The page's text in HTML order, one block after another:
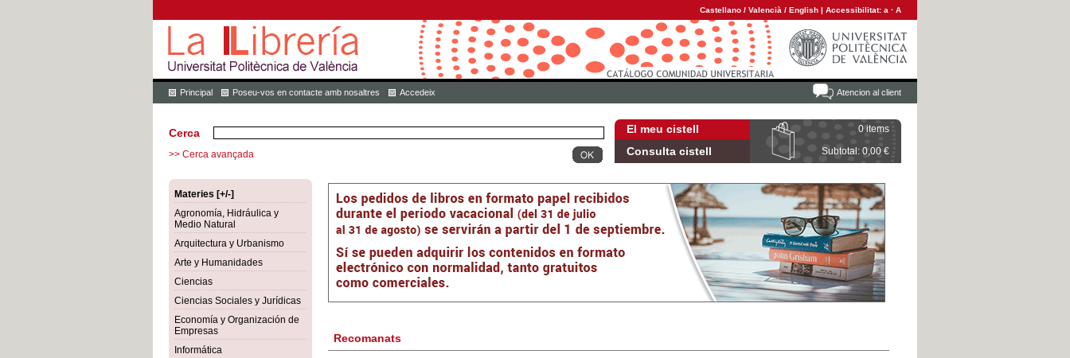
Castellano / Valencià / English | Accessibilitat: a · A
Atencion al client
Principal Poseu-vos en contacte amb nosaltres Accedeix
El meu cistell 0 items
Consulta cistell Subtotal: 0,00 €
Cerca
>> Cerca avançada
Materies [+/-]
Agronomía, Hidráulica y
Medio Natural
Arquitectura y Urbanismo
Arte y Humanidades
Ciencias
Ciencias Sociales y Jurídicas
Economía y Organización de
Empresas
Informática
Recomanats